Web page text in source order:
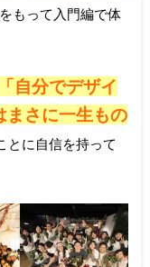
もって入門編で体
「自分でデザイ
まさに一生もの
とに自信を持って